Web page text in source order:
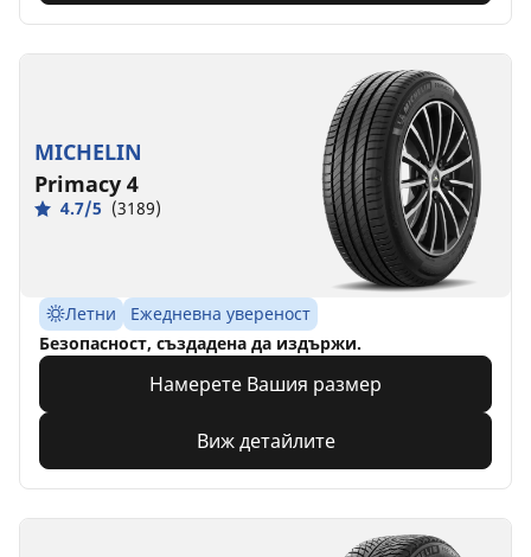
MICHELIN
Primacy 4
4.7/5 (3189)
Летни
Ежедневна увереност
Безопасност, създадена да издържи.
Намерете Вашия размер
Виж детайлите